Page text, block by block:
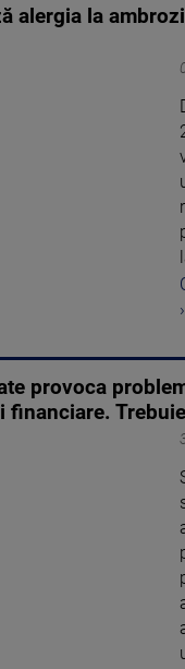
alergia la
›
provoca
financiare.